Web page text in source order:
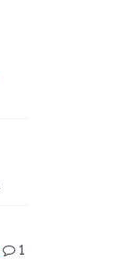
1